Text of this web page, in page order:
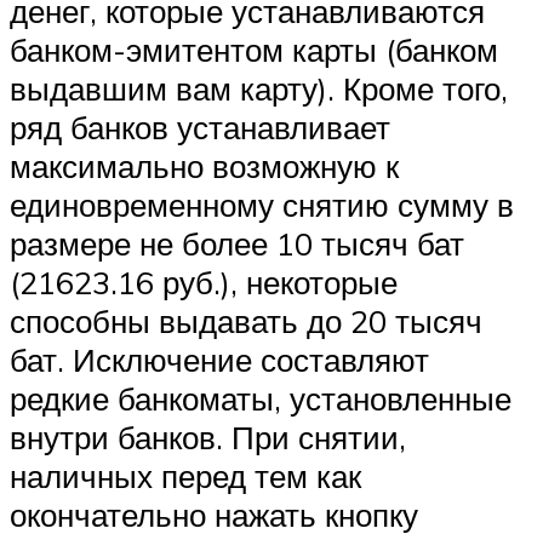
денег, которые устанавливаются
банком-эмитентом карты (банком
выдавшим вам карту). Кроме того,
ряд банков устанавливает
максимально возможную к
единовременному снятию сумму в
размере не более 10 тысяч бат
(21623.16 руб.), некоторые
способны выдавать до 20 тысяч
бат. Исключение составляют
редкие банкоматы, установленные
внутри банков. При снятии,
наличных перед тем как
окончательно нажать кнопку